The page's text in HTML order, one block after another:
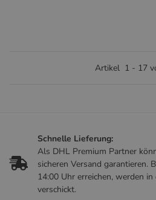
Artikel 1 - 17
Schnelle Lieferung:
Als DHL Premium Partner
sicheren Versand garantieren.
14:00 Uhr erreichen, werden in
verschickt.